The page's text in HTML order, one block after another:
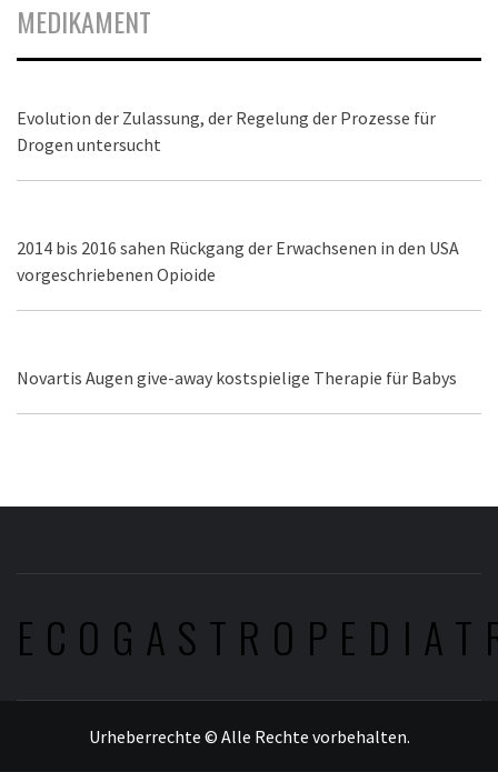
MEDIKAMENT
Evolution der Zulassung, der Regelung der Prozesse für
Drogen untersucht
2014 bis 2016 sahen Rückgang der Erwachsenen in den USA
vorgeschriebenen Opioide
Novartis Augen give-away kostspielige Therapie für Babys
Urheberrechte © Alle Rechte vorbehalten.